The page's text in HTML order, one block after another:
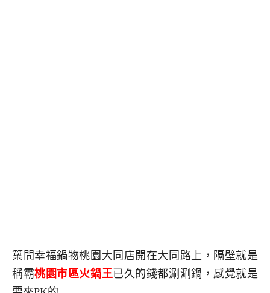
築間幸福鍋物桃園大同店開在大同路上，隔壁就是
稱霸桃園市區火鍋王已久的錢都涮涮鍋，感覺就是